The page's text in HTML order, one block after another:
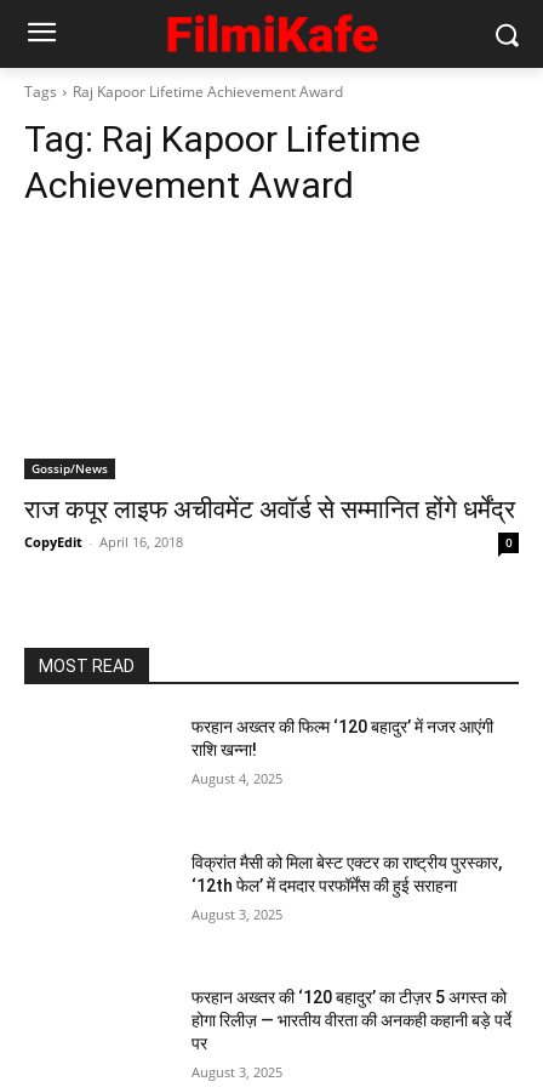
Tags Raj Kapoor Lifetime Achievement Award
Tag: Raj Kapoor Lifetime
Achievement Award
Gossip/News
राज कपूर लाइफ अचीवमेंट अवॉर्ड से सम्मानित होंगे धर्मेंद्र
CopyEdit - April 16, 2018 0
MOST READ
फरहान अख्तर की फिल्म ‘120 बहादुर’ में नजर आएंगी
राशि खन्ना!
August 4, 2025
विक्रांत मैसी को मिला बेस्ट एक्टर का राष्ट्रीय पुरस्कार,
‘12th फेल’ में दमदार परफॉर्मेंस की हुई सराहना
August 3, 2025
फरहान अख्तर की ‘120 बहादुर’ का टीज़र 5 अगस्त को
होगा रिलीज़ — भारतीय वीरता की अनकही कहानी बड़े पर्दे
पर
August 3, 2025